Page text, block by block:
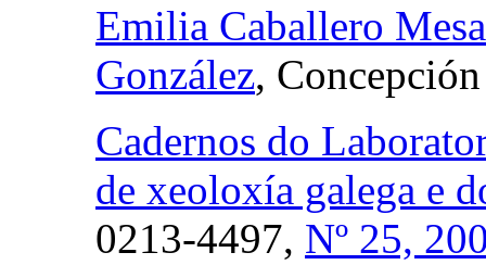
Emilia Caballero Mesa
González,
Cadernos do
de xeoloxía galega e
0213-4497, Nº 25,